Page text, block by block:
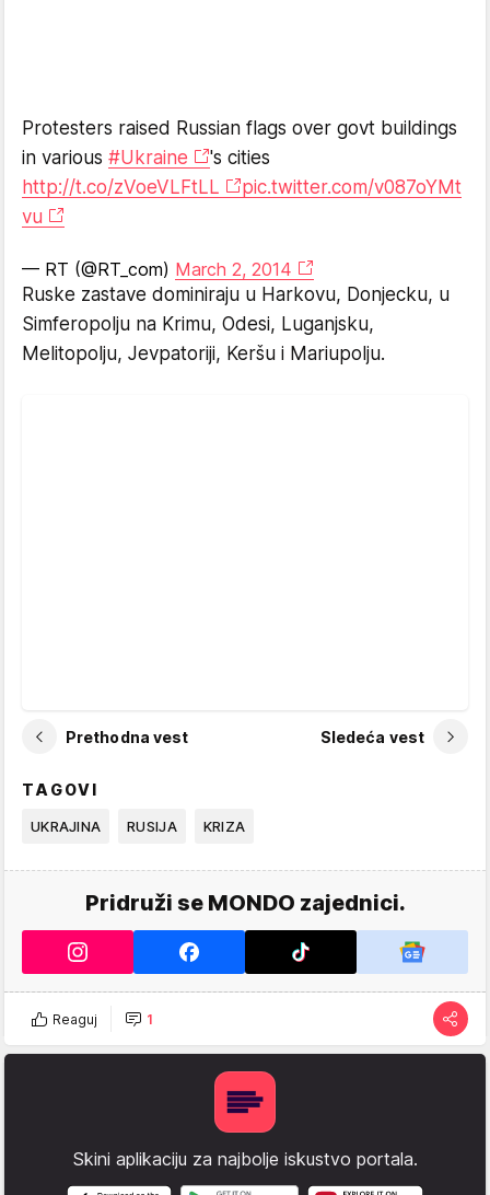
Protesters raised Russian flags over govt buildings
in various #Ukraine
's cities
http://t.co/zVoeVLFtLL
pic.twitter.com/v087oYMt
vu
— RT (@RT_com) March 2, 2014
Ruske zastave dominiraju u Harkovu, Donjecku, u
Simferopolju na Krimu, Odesi, Luganjsku,
Melitopolju, Jevpatoriji, Keršu i Mariupolju.
Prethodna vest Sledeća vest
TAGOVI
UKRAJINA RUSIJA KRIZA
Pridruži se MONDO zajednici.
Reaguj 1
Skini aplikaciju za najbolje iskustvo portala.